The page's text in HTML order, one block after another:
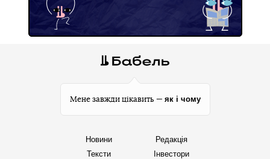
Мене завжди цікавить — як і чому
Новини
Тексти
Редакція
Інвестори